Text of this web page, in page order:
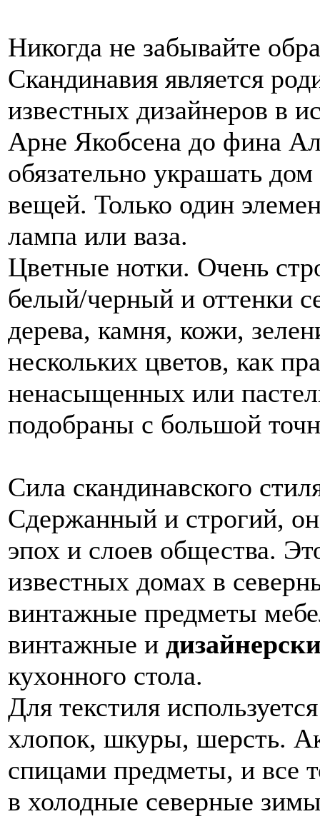
Никогда не забывайте
Скандинавия является
известных дизайнеров в
Арне Якобсена до фина
обязательно украшать
вещей. Только один
лампа или ваза.
Цветные нотки. Очень
белый/черный и оттенки
дерева, камня, кожи,
нескольких цветов, как
ненасыщенных или
подобраны с большой
Сила скандинавского
Сдержанный и строгий,
эпох и слоев общества.
известных домах в
винтажные предметы
винтажные и
кухонного стола.
Для текстиля
хлопок, шкуры, шерсть.
спицами предметы, и все
в холодные северные